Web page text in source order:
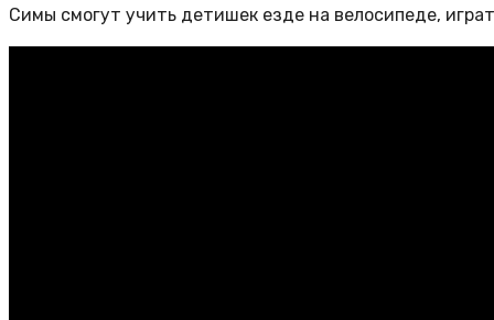
Симы смогут учить детишек езде на велосипеде,